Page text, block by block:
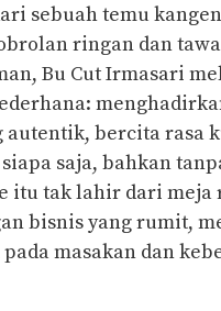
sebuah temu
ringan dan
Bu Cut Irmasari
autentik, bercita rasa
saja, bahkan
itu tak lahir dari meja
bisnis yang rumit,
masakan dan